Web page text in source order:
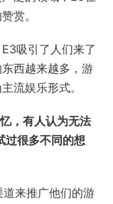
赏。
吸引了人们来了
西越来越多，游
流娱乐形式。
，有人认为无法
过很多不同的想
来推广他们的游